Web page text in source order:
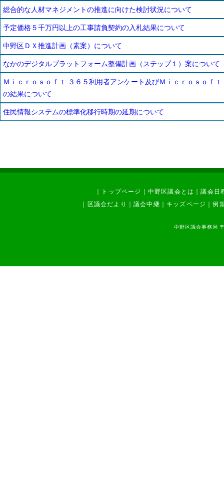
総合的な人材マネジメントの推進に向けた検討状況について
予定価格５千万円以上の工事請負契約の入札結果について
中野区ＤＸ推進計画（素案）について
なかのデジタルプラットフォーム整備計画（ステップ１）案について
Ｍｉｃｒｏｓｏｆｔ ３６５利用者アンケート及びＭｉｃｒｏｓｏｆ
の結果について
住民情報システムの標準化移行時期の延期について
トップページ 中野区議会とは ｜議会日
区議会だより ｜議会中継 キッズページ ｜例
中野区議会事務局